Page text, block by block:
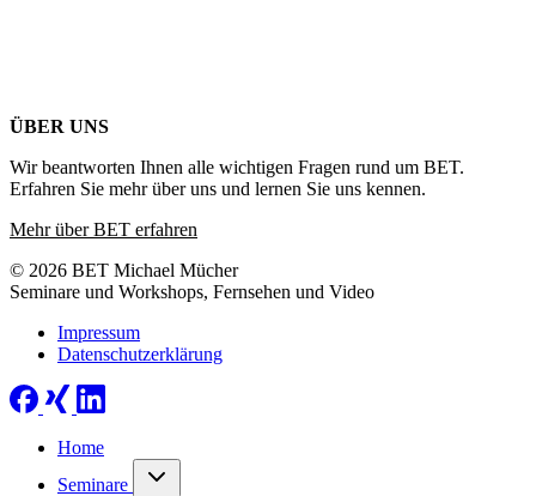
ÜBER UNS
Wir beantworten Ihnen alle wichtigen Fragen rund um BET.
Erfahren Sie mehr über uns und lernen Sie uns kennen.
Mehr über BET erfahren
© 2026 BET Michael Mücher
Seminare und Workshops, Fernsehen und Video
Impressum
Datenschutzerklärung
Home
Seminare